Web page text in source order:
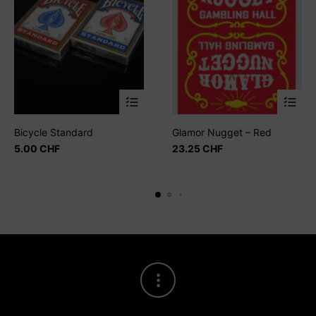
prodotto
Bicycle Standard
5.00 CHF
Glamor Nugget – Red
23.25 CHF